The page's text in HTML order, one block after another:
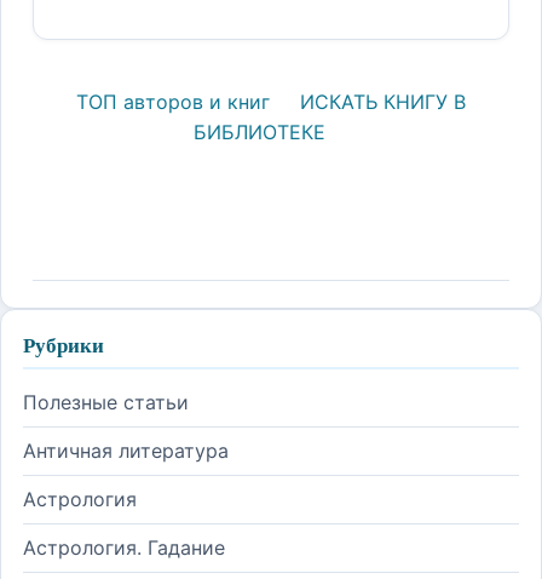
ТОП авторов и книг
ИСКАТЬ КНИГУ В
БИБЛИОТЕКЕ
Рубрики
Полезные статьи
Античная литература
Астрология
Астрология. Гадание